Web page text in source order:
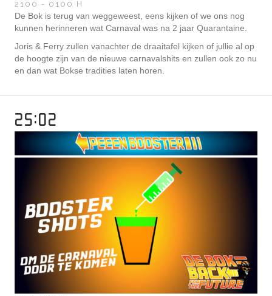
2100 - 0100 H
De Bok is terug van weggeweest, eens kijken of we ons nog
kunnen herinneren wat Carnaval was na 2 jaar Quarantaine.
Joris & Ferry zullen vanachter de draaitafel kijken of jullie al op
de hoogte zijn van de nieuwe carnavalshits en zullen ook zo nu
en dan wat Bokse tradities laten horen.
25:02